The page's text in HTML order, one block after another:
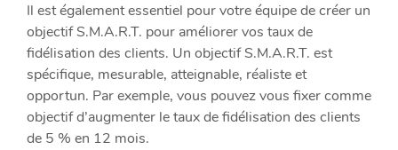
Il est également essentiel pour votre équipe de créer un
objectif S.M.A.R.T. pour améliorer vos taux de
fidélisation des clients. Un objectif S.M.A.R.T. est
spécifique, mesurable, atteignable, réaliste et
opportun. Par exemple, vous pouvez vous fixer comme
objectif d’augmenter le taux de fidélisation des clients
de 5 % en 12 mois.​